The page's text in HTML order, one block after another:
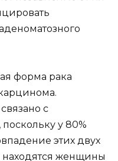
форма рака
с
у 80%
этих двух
находятся женщины